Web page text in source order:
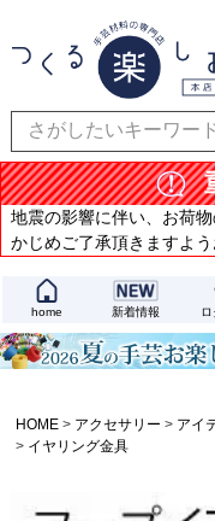
地震の影響に伴い、お荷
かじめご了承頂きますよ
home 新着情報 ロ
HOME アクセサリー アイ
イヤリング金具